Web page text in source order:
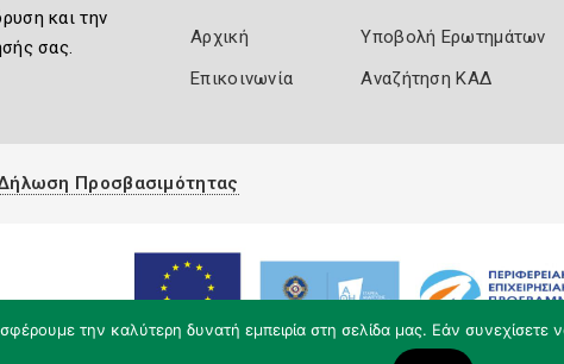
και την
σας.
Αρχική
Επικοινωνία
Υποβολή Ερωτημάτων
Αναζήτηση ΚΑΔ
Προσβασιμότητας
την καλύτερη δυνατή εμπειρία στη σελίδα μας. Εάν συνεχίσετε